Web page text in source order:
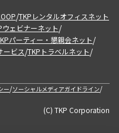
/TKPレンタルオフィスネット
ウェビナーネット/
パーティー・懇親会ネット/
ービス/TKPトラベルネット/
ー/ソーシャルメディアガイドライン/
(C) TKP Corporation